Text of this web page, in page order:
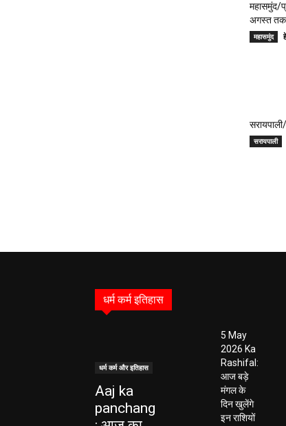
महासमुंद/
अगस्त तक
महासमुंद
सरायपाली
धर्म कर्म इतिहास
धर्म कर्म और इतिहास
Aaj ka
panchang
5 May
2026 Ka
Rashifal:
आज बड़े
मंगल के
दिन खुलेंगे
इन राशियों